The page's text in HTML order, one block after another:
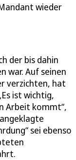
wieder
der bis dahin
war. Auf seinen
verzichten, hat
ist wichtig,
Arbeit kommt“,
sei ebenso